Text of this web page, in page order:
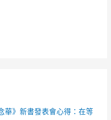
華》新書發表會心得：在等